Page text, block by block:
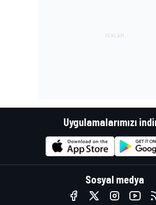
Uygulamalarımızı
Sosyal medya